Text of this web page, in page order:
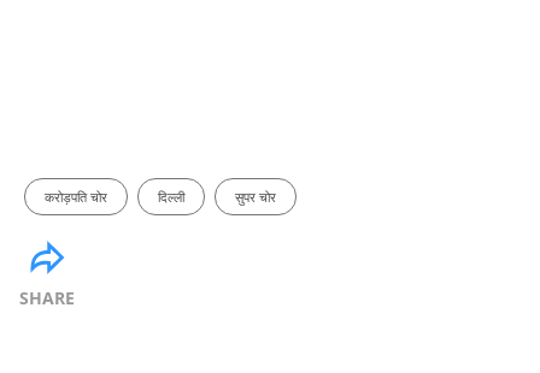
करोड़पति चोर दिल्ली सुपर चोर
SHARE